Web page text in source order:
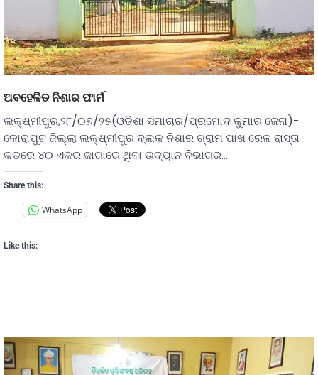
ଅବହେଳିତ ନିଶାର ଫାର୍ମ
ଲକ୍ଷ୍ମୀପୁର,୨୮/୦୭/୨୫(ଓଡିଶା ସମାଚାର/ପ୍ରମୋଦ କୁମାର ଜେନା)-
କୋରାପୁଟ ଜିଲ୍ଲା ଲକ୍ଷ୍ମୀପୁର ବ୍ଲକ ନିଶାର ଗ୍ରାମ ପାଖ ରେଳ ରାସ୍ତା
କଡରେ ୪୦ ଏକର ଜାଗାରେ ଥିବା ଉଦ୍ୟାନ ବିଭାଗର…
Share this:
WhatsApp
Like this: